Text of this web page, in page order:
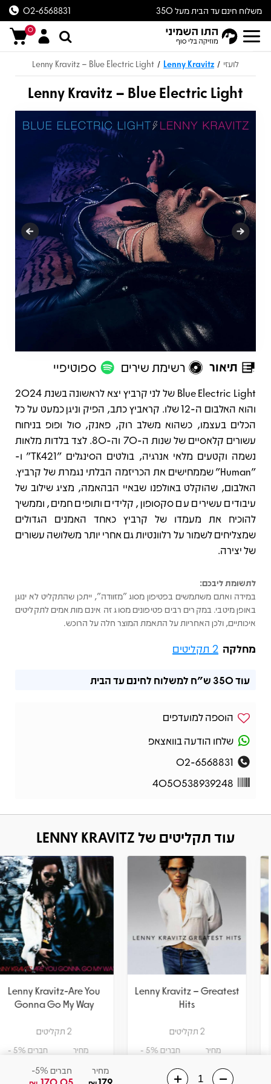
משלוח חינם עד הבית מעל 350
ש״ח
02-6568831
0
לועזי /
Lenny Kravitz
/
Lenny Kravitz – Blue Electric Light
Lenny Kravitz – Blue Electric Light
תיאור רשימת שירים ספוטיפיי
תיאור
Blue Electric Light של לני קרביץ יצא לראשונה בשנת 2024
והוא האלבום ה-12 שלו. קראביץ כתב, הפיק וניגן כמעט על כל
הכלים בעצמו, כשהוא משלב רוק, פאנק, סול ופופ בניחוח
עשורים קלאסיים של שנות ה-70 וה-80. לצד בלדות מלאות
נשמה וקטעים מלאי אנרגיה, בולטים הסינגלים "TK421" ו-
"Human" שממחישים את הכריזמה הבלתי נגמרת של קרביץ.
האלבום, שהוקלט באולפנו שבאיי הבהאמה, מציג שילוב של
עיבודים עשירים עם סקסופון, קלידים ותופים חמים, וממשיך
להוכיח את מעמדו של קרביץ כאחד האמנים הגדולים
שמצליחים לשמור על רלוונטיות גם אחרי יותר משלושה עשורים
של יצירה.
לתשומת ליבכם:
במידה ואתם משתמשים בפטיפון מסוג "מזוודה", ייתכן שהתקליט לא ינוגן
באופן מיטבי. במקרים רבים פטיפונים מסוג זה אינם מותאמים לתקליטים
איכותיים, ולכן האחריות על התאמת המוצר חלה על הרוכש.
מחלקה 2 תקליטים
מחיר חברים 5%-
עוד350 ש"ח למשלוח לחינם עד הבית
הוספה למועדפים
שלחו הודעה בוואצאפ
02-6568831
4050538939248
עוד תקליטים של LENNY KRAVITZ
Lenny Kravitz – Greatest
Hits
חברים 5% -
Lenny Kravitz-Are You
Gonna Go My Way
מחיר חברים 5% -